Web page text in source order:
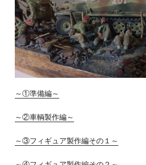
～①準備編～
～②車輌製作編～
～③フィギュア製作編その１～